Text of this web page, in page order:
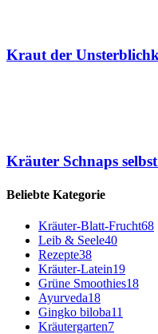
Kraut der
Kräuter Schnaps
Beliebte Kategorie
Kräuter-Blatt-Frucht68
Leib & Seele40
Rezepte38
Kräuter-Latein19
Grüne Smoothies18
Ayurveda18
Gingko biloba11
Kräutergarten7